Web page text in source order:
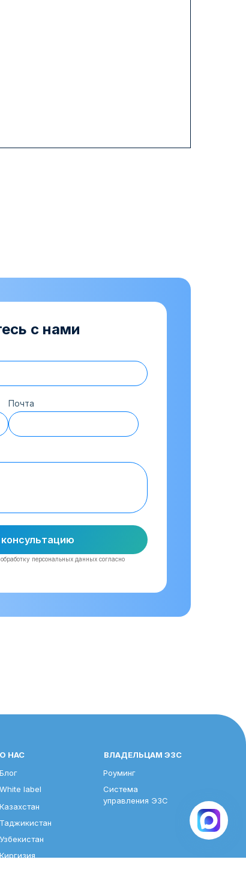
с нами
Почта
персональных данных согласно
Блог
Киргизия
Узбекистан
Таджикистан
Казахстан
White label
Роуминг
Система
управления ЭЗС
ВЛАДЕЛЬЦАМ ЭЗС
О НАС